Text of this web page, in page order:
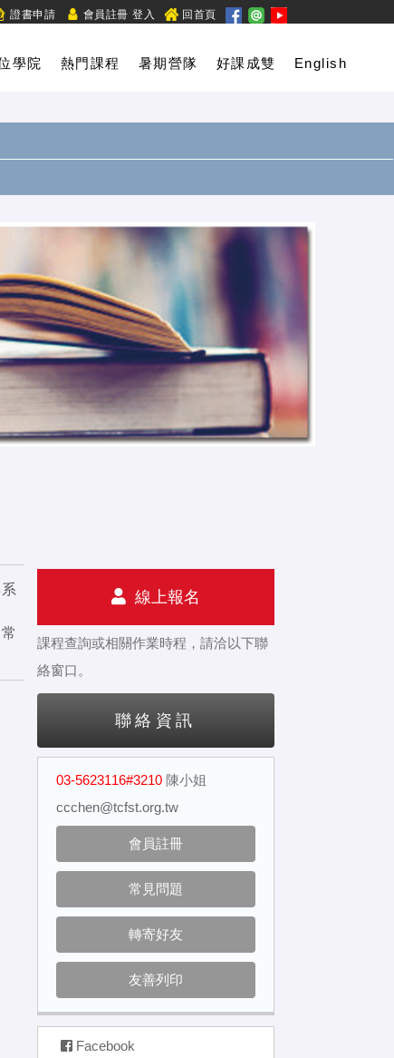
學院 熱門課程 暑期營隊 好課成雙 English
證書申請 會員註冊 登入 回首頁
線上報名
課程查詢或相關作業時程，請洽以下聯
絡窗口。
聯絡資訊
03-5623116#3210陳小姐
ccchen@tcfst.org.tw
會員註冊
常見問題
轉寄好友
友善列印
Facebook